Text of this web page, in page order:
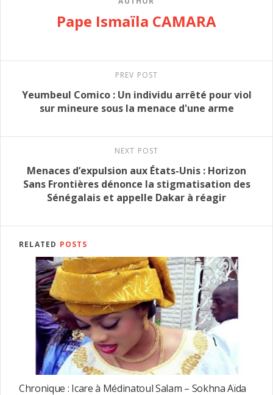
Pape Ismaïla CAMARA
PREV POST
Yeumbeul Comico : Un individu arrêté pour viol
sur mineure sous la menace d'une arme
NEXT POST
Menaces d’expulsion aux États-Unis : Horizon
Sans Frontières dénonce la stigmatisation des
Sénégalais et appelle Dakar à réagir
RELATED POSTS
Chronique : Icare à Médinatoul Salam – Sokhna Aïda